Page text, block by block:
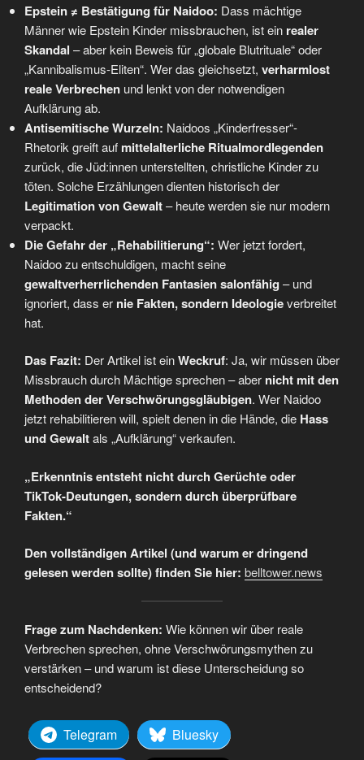
Epstein ≠ Bestätigung für Naidoo: Dass mächtige
Männer wie Epstein Kinder missbrauchen, ist ein realer
Skandal – aber kein Beweis für „globale Blutrituale“ oder
„Kannibalismus-Eliten“. Wer das gleichsetzt, verharmlost
reale Verbrechen und lenkt von der notwendigen
Aufklärung ab.
Antisemitische Wurzeln: Naidoos „Kinderfresser“-
Rhetorik greift auf mittelalterliche Ritualmordlegenden
zurück, die Jüd:innen unterstellten, christliche Kinder zu
töten. Solche Erzählungen dienten historisch der
Legitimation von Gewalt– heute werden sie nur modern
verpackt.
Die Gefahr der „Rehabilitierung“: Wer jetzt fordert,
Naidoo zu entschuldigen, macht seine
gewaltverherrlichenden Fantasien salonfähig – und
ignoriert, dass er nie Fakten, sondern Ideologieverbreitet
hat.
Das Fazit: Der Artikel ist einWeckruf: Ja, wir müssen über
Missbrauch durch Mächtige sprechen – aber nicht mit den
Methoden der Verschwörungsgläubigen. Wer Naidoo
jetzt rehabilitieren will, spielt denen in die Hände, die Hass
und Gewaltals „Aufklärung“ verkaufen.
„Erkenntnis entsteht nicht durch Gerüchte oder
TikTok-Deutungen, sondern durch überprüfbare
Fakten.“
Den vollständigen Artikel (und warum er dringend
gelesen werden sollte) finden Sie hier: belltower.news
Frage zum Nachdenken: Wie können wir über reale
Verbrechen sprechen, ohne Verschwörungsmythen zu
verstärken – und warum ist diese Unterscheidung so
entscheidend?
Telegram Bluesky